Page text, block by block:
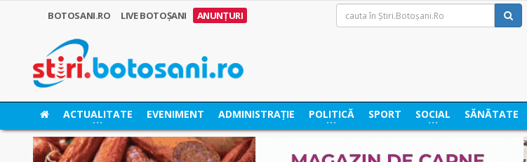
BOTOSANI.RO LIVE BOTOȘANI ANUNȚURI
ACTUALITATE EVENIMENT ADMINISTRAȚIE POLITICĂ SPORT SOCIAL SĂNĂTATE